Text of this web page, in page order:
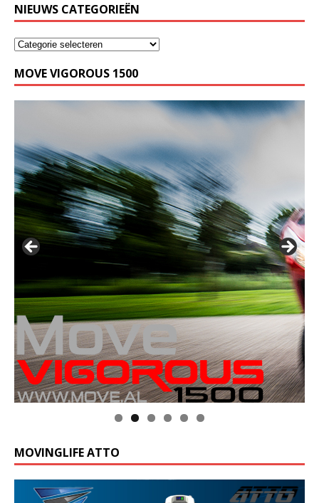
NIEUWS CATEGORIEËN
MOVE VIGOROUS 1500
MOVINGLIFE ATTO